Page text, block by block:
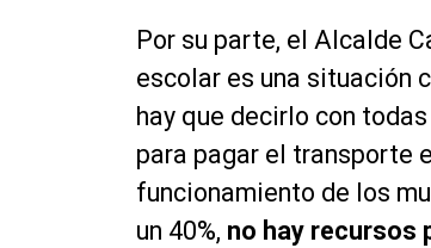
Por su parte, el Alcalde
escolar es una situación
hay que decirlo con
para pagar el transporte
funcionamiento de los
un 40%, no hay recursos